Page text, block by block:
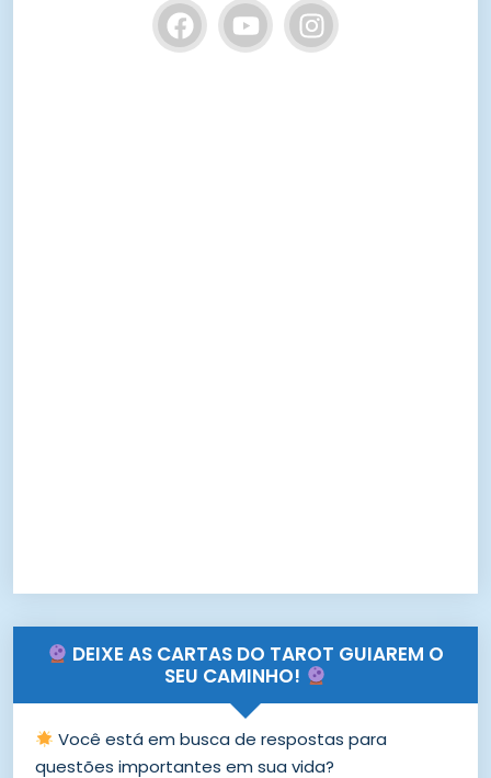
DEIXE AS CARTAS DO TAROT GUIAREM O
SEU CAMINHO!
Você está em busca de respostas para
questões importantes em sua vida?